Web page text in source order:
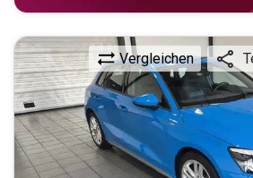
Vergleichen